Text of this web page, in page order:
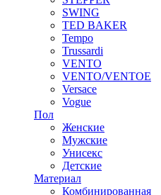
SWING
TED BAKER
Tempo
Trussardi
VENTO
VENTO/VENTOE
Versace
Vogue
Пол
Женские
Мужские
Унисекс
Детские
Материал
Комбинированная